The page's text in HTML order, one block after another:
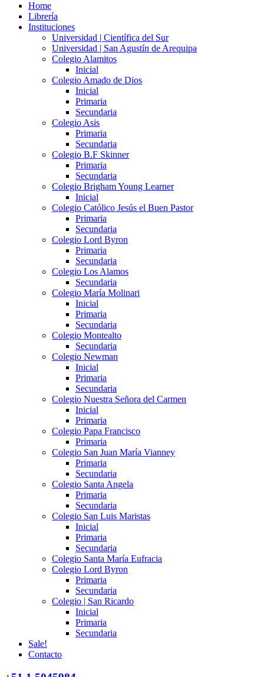
Home
Librería
Instituciones
Universidad | Científica del Sur
Universidad | San Agustín de Arequipa
Colegio Alamitos
Inicial
Colegio Amado de Dios
Inicial
Primaria
Secundaria
Colegio Asis
Primaria
Secundaria
Colegio B.F Skinner
Primaria
Secundaria
Colegio Brigham Young Learner
Inicial
Colegio Católico Jesús el Buen Pastor
Primaria
Secundaria
Colegio Lord Byron
Primaria
Secundaria
Colegio Los Alamos
Secundaria
Colegio María Molinari
Inicial
Primaria
Secundaria
Colegio Montealto
Secundaria
Colegio Newman
Inicial
Primaria
Secundaria
Colegio Nuestra Señora del Carmen
Inicial
Primaria
Colegio Papa Francisco
Primaria
Colegio San Juan María Vianney
Primaria
Secundaria
Colegio Santa Angela
Primaria
Secundaria
Colegio San Luis Maristas
Inicial
Primaria
Secundaria
Colegio Santa María Eufracia
Colegio Lord Byron
Primaria
Secundaria
Colegio | San Ricardo
Inicial
Primaria
Secundaria
Sale!
Contacto